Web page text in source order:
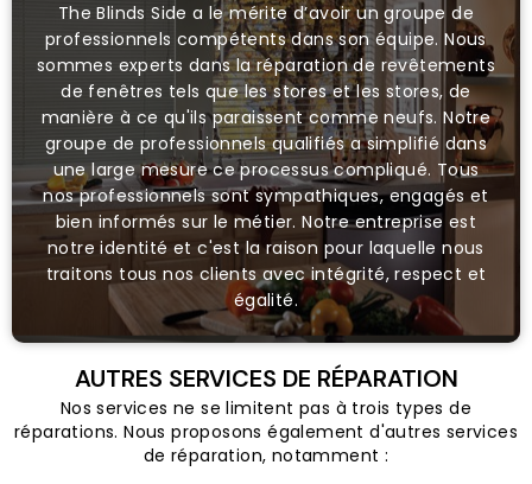
The Blinds Side a le mérite d’avoir un groupe de
professionnels compétents dans son équipe. Nous
sommes experts dans la réparation de revêtements
de fenêtres tels que les stores et les stores, de
manière à ce qu'ils paraissent comme neufs. Notre
groupe de professionnels qualifiés a simplifié dans
une large mesure ce processus compliqué. Tous
nos professionnels sont sympathiques, engagés et
bien informés sur le métier. Notre entreprise est
notre identité et c'est la raison pour laquelle nous
traitons tous nos clients avec intégrité, respect et
égalité.
AUTRES SERVICES DE RÉPARATION
Nos services ne se limitent pas à trois types de
réparations. Nous proposons également d'autres services
de réparation, notamment :